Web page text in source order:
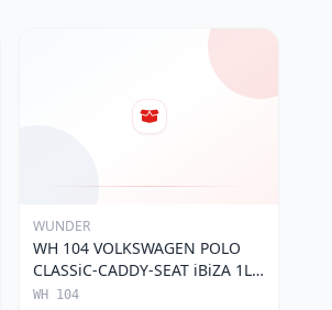
WUNDER
WH 104 VOLKSWAGEN POLO
CLASSiC-CADDY-SEAT iBiZA 1L0
129 620 Hava Filtresi
WH 104